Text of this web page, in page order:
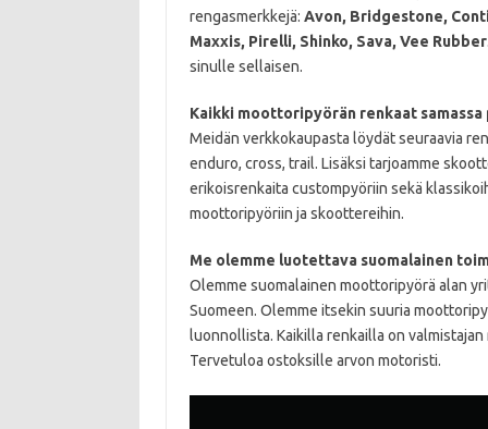
rengasmerkkejä: Avon, Bridgestone,
Maxxis, Pirelli, Shinko, Sava, Vee Rubber
sinulle sellaisen.
Kaikki moottoripyörän renkaat samassa
Meidän verkkokaupasta löydät seuraavia
enduro, cross, trail. Lisäksi tarjoamme
erikoisrenkaita custompyöriin sekä
moottoripyöriin ja skoottereihin.
Me olemme luotettava suomalainen
Olemme suomalainen moottoripyörä alan
Suomeen. Olemme itsekin suuria
luonnollista. Kaikilla renkailla on
Tervetuloa ostoksille arvon motoristi.